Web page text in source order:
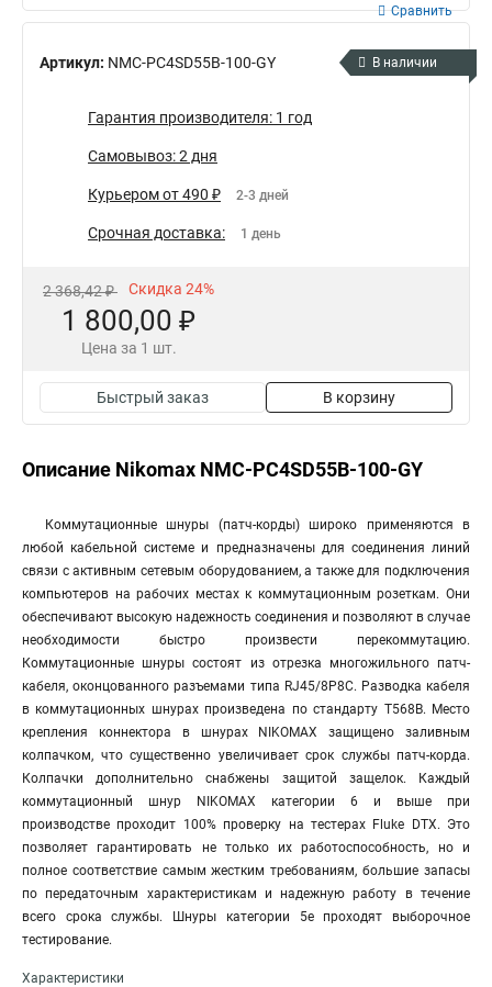
Артикул: NMC-PC4SD55B-100-GY
Сравнить
В наличии
Гарантия производителя: 1 год
Самовывоз: 2 дня
Курьером от 490 ₽ 2-3 дней
Срочная доставка: 1 день
2 368,42 ₽ Скидка 24%
1 800,00 ₽
Цена за 1 шт.
Быстрый заказ В корзину
Описание Nikomax NMC-PC4SD55B-100-GY
Коммутационные шнуры (патч-корды) широко применяются в
любой кабельной системе и предназначены для соединения линий
связи с активным сетевым оборудованием, а также для подключения
компьютеров на рабочих местах к коммутационным розеткам. Они
обеспечивают высокую надежность соединения и позволяют в случае
необходимости быстро произвести перекоммутацию.
Коммутационные шнуры состоят из отрезка многожильного патч-
кабеля, оконцованного разъемами типа RJ45/8P8C. Разводка кабеля
в коммутационных шнурах произведена по стандарту T568B. Место
крепления коннектора в шнурах NIKOMAX защищено заливным
колпачком, что существенно увеличивает срок службы патч-корда.
Колпачки дополнительно снабжены защитой защелок. Каждый
коммутационный шнур NIKOMAX категории 6 и выше при
производстве проходит 100% проверку на тестерах Fluke DTX. Это
позволяет гарантировать не только их работоспособность, но и
полное соответствие самым жестким требованиям, большие запасы
по передаточным характеристикам и надежную работу в течение
всего срока службы. Шнуры категории 5е проходят выборочное
тестирование.
Характеристики